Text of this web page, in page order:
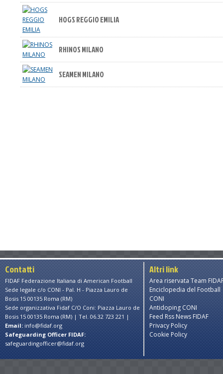
HOGS REGGIO EMILIA
RHINOS MILANO
SEAMEN MILANO
Contatti
FIDAF Federazione Italiana di American Football
Sede legale c/o CONI - Pal. H - Piazza Lauro de
Bosis 15 00135 Roma (RM)
Sede organizzativa Fidaf C/O Coni: Piazza Lauro de
Bosis 15 00135 Roma (RM) | Tel. 06.32 723 221 |
Email: info@fidaf.org
Safeguarding Officer FIDAF:
safeguardingofficer@fidaf.org
Altri link
Area riservata Team
Enciclopedia del Football
CONI
Antidoping CONI
Feed Rss News FIDAF
Privacy Policy
Cookie Policy